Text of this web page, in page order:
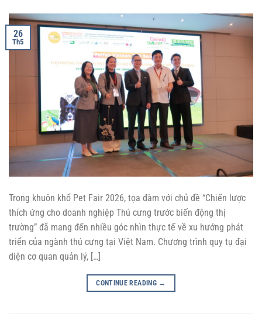
26
Th5
Trong khuôn khổ Pet Fair 2026, tọa đàm với chủ đề “Chiến lược
thích ứng cho doanh nghiệp Thú cưng trước biến động thị
trường” đã mang đến nhiều góc nhìn thực tế về xu hướng phát
triển của ngành thú cưng tại Việt Nam. Chương trình quy tụ đại
diện cơ quan quản lý, […]
CONTINUE READING →